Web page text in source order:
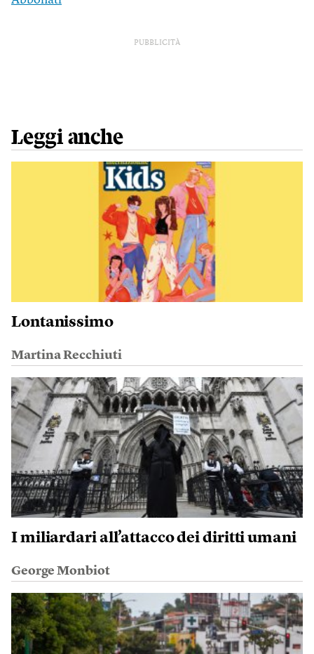
PUBBLICITÀ
Leggi anche
Lontanissimo
Martina Recchiuti
I miliardari all’attacco dei diritti umani
George Monbiot